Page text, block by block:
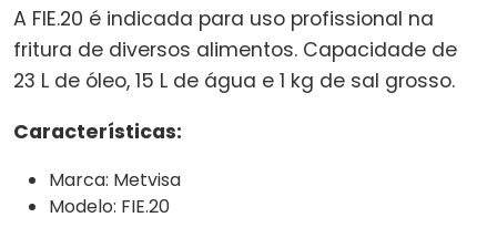
A FIE.20 é indicada para uso profissional na
fritura de diversos alimentos. Capacidade de
23 L de óleo, 15 L de água e 1 kg de sal grosso.
Características:
Marca: Metvisa
Modelo: FIE.20